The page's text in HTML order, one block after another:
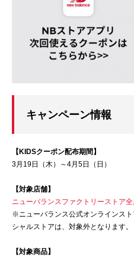
キャンペーン情報
【KIDSクーポン配布期間】
3月19日（木）～4月5日（日）
【対象店舗】
ニューバランスファクトリーストア
※ニューバランス公式オンラインス
シャルストアは、対象外となります。
【対象商品】